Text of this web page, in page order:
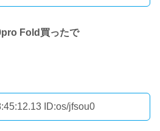
Fold買ったで
ID:os/jfsou0